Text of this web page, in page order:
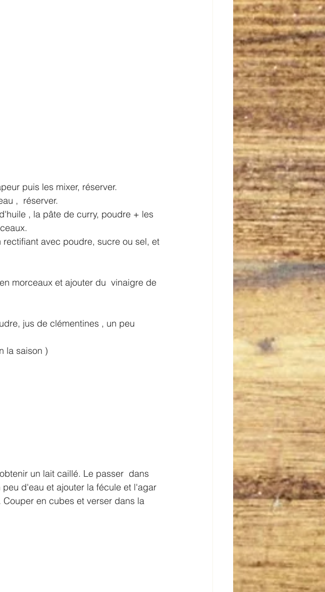
puis les mixer, réserver.
,  réserver.
, la pâte de curry, poudre + les
avec poudre, sucre ou sel, et
morceaux et ajouter du  vinaigre de
jus de clémentines , un peu
la saison )
un lait caillé. Le passer  dans
d'eau et ajouter la fécule et l'agar
en cubes et verser dans la